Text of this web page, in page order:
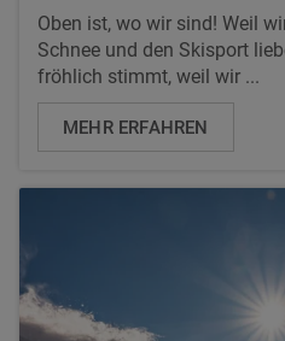
Oben ist, wo wir sind! Weil
Schnee und den Skisport
fröhlich stimmt, weil wir ...
MEHR ERFAHREN